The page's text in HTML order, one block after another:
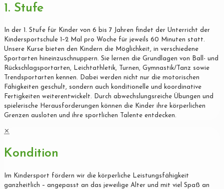
1. Stufe
In der 1. Stufe für Kinder von 6 bis 7 Jahren findet der Unterricht der
Kindersportschule 1–2 Mal pro Woche für jeweils 60 Minuten statt.
Unsere Kurse bieten den Kindern die Möglichkeit, in verschiedene
Sportarten hineinzuschnuppern. Sie lernen die Grundlagen von Ball- und
Rückschlagsportarten, Leichtathletik, Turnen, Gymnastik/Tanz sowie
Trendsportarten kennen. Dabei werden nicht nur die motorischen
Fähigkeiten geschult, sondern auch konditionelle und koordinative
Fertigkeiten weiterentwickelt. Durch abwechslungsreiche Übungen und
spielerische Herausforderungen können die Kinder ihre körperlichen
Grenzen ausloten und ihre sportlichen Talente entdecken.
✕
Kondition
Im Kindersport fördern wir die körperliche Leistungsfähigkeit
ganzheitlich – angepasst an das jeweilige Alter und mit viel Spaß an